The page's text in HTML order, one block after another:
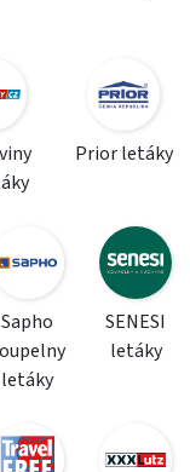
Prior letáky
Sapho
letáky
SENESI
letáky